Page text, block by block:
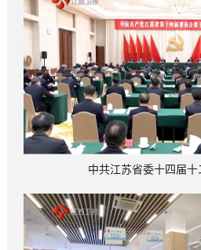
中共江苏省委十四届